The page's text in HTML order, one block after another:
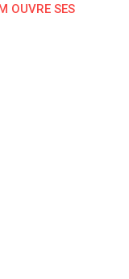
OUVRE SES